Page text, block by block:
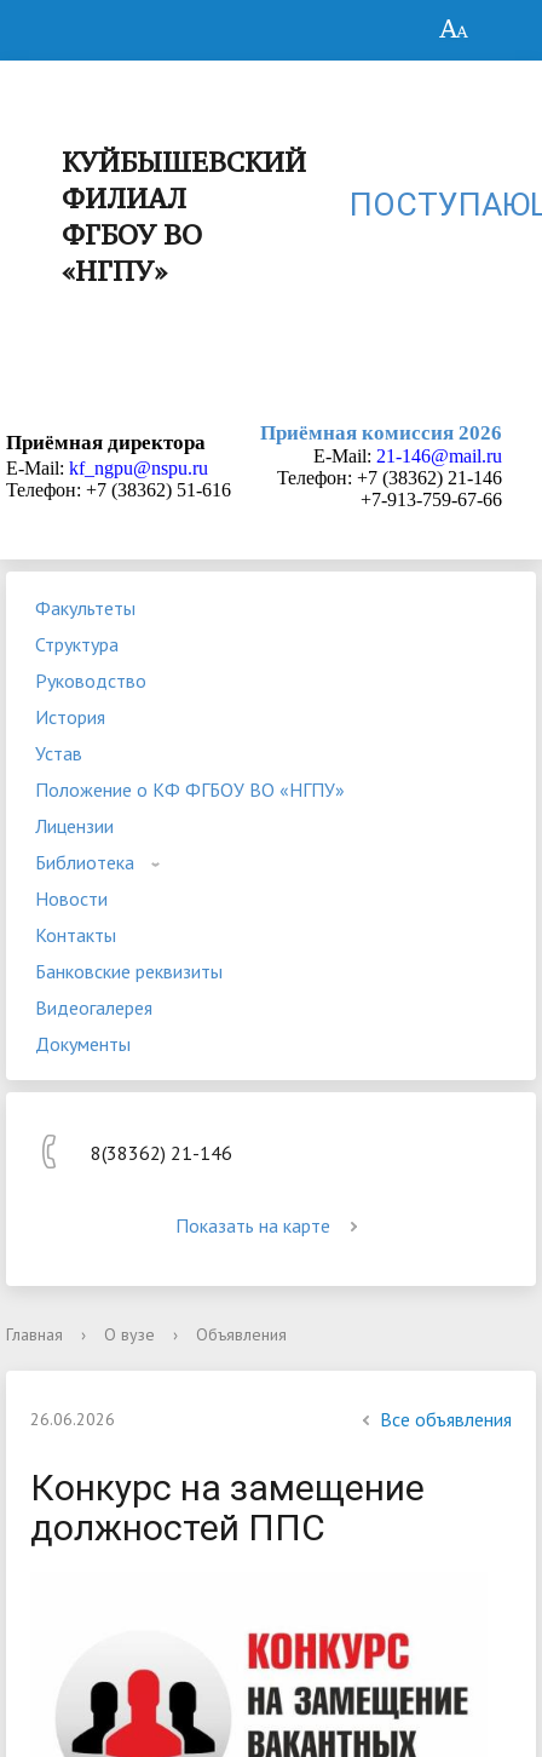
КУЙБЫШЕВСКИЙ
ФИЛИАЛ
ФГБОУ ВО
«НГПУ»
Приёмная директора
E-Mail: kf_ngpu@nspu.ru
Телефон: +7 (38362) 51-616
Приёмная комиссия 2026
E-Mail: 21-146@mail.ru
Телефон: +7 (38362) 21-146
+7-913-759-67-66
Факультеты
Структура
Руководство
История
Устав
Положение о КФ ФГБОУ ВО «НГПУ»
Лицензии
Библиотека
Новости
Контакты
Банковские реквизиты
Видеогалерея
Документы
8(38362) 21-146
Показать на карте
Главная › О вузе › Объявления
26.06.2026 Все объявления
Конкурс на замещение
должностей ППС